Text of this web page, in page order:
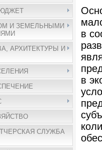
И ЗЕМЕЛЬНЫМИ
АРХИТЕКТУРЫ И
СЛУЖБА
в
в